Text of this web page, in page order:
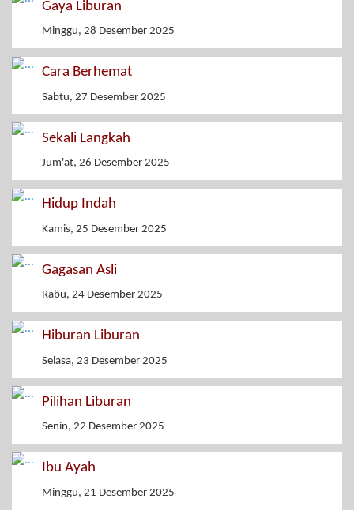
Gaya Liburan
Minggu, 28 Desember 2025
Cara Berhemat
Sabtu, 27 Desember 2025
Sekali Langkah
Jum'at, 26 Desember 2025
Hidup Indah
Kamis, 25 Desember 2025
Gagasan Asli
Rabu, 24 Desember 2025
Hiburan Liburan
Selasa, 23 Desember 2025
Pilihan Liburan
Senin, 22 Desember 2025
Ibu Ayah
Minggu, 21 Desember 2025